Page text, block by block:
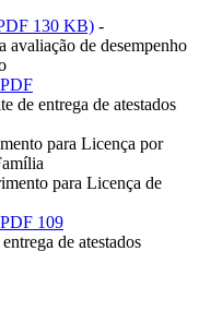
130 KB) -
avaliação de desempenho
de entrega de atestados
para Licença por
para Licença de
109
de atestados